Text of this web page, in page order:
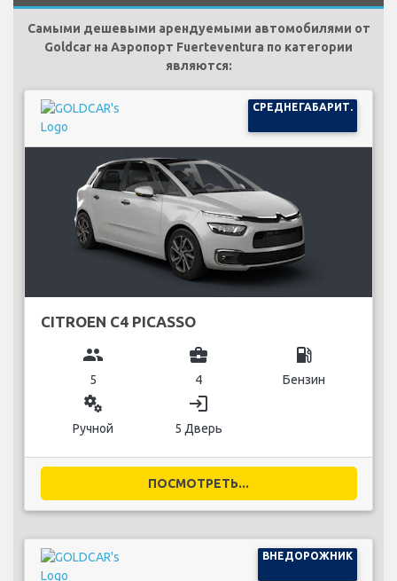
Самыми дешевыми арендуемыми автомобилями от
Goldcar на Аэропорт Fuerteventura по категории
являются:
СРЕДНЕГАБАРИТ.
CITROEN C4 PICASSO
group
5
business_center
4
local_gas_station
Бензин
miscellaneous_services
Ручной
login
5 Дверь
ПОСМОТРЕТЬ...
ВНЕДОРОЖНИК